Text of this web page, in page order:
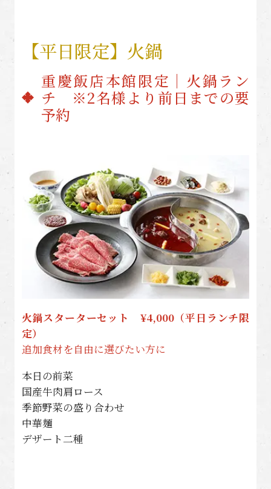
【平日限定】火鍋
重慶飯店本館限定｜火鍋ラン
チ ※2名様より前日までの要
予約
火鍋スターターセット ¥4,000（平日ランチ限
定）
追加食材を自由に選びたい方に
本日の前菜
国産牛肉肩ロース
季節野菜の盛り合わせ
中華麺
デザート二種